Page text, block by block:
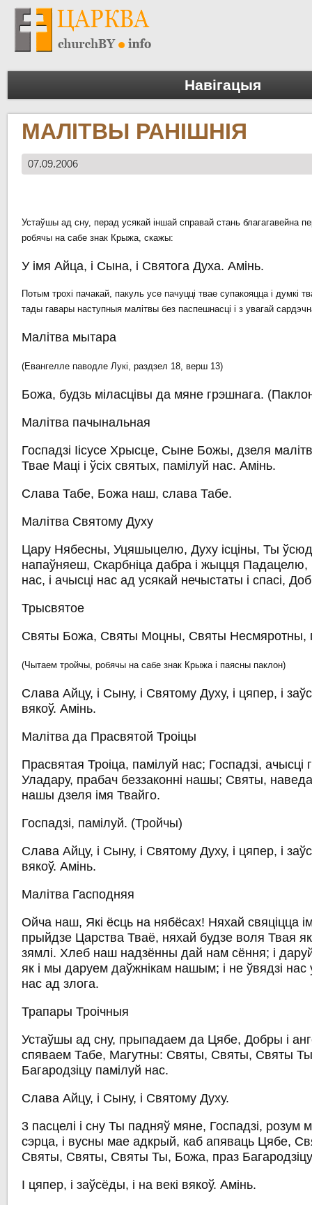
Навігацыя
МАЛІТВЫ РАНІШНІЯ
07.09.2006
Устаўшы ад сну, перад усякай іншай справай стань благагавейна
робячы на сабе знак Крыжа, скажы:
У імя Айца, і Сына, і Святога Духа. Амінь.
Потым трохі пачакай, пакуль усе пачуцці твае супакояцца і думкі
тады гавары наступныя малітвы без паспешнасці і з увагай
Малітва мытара
(Евангелле паводле Лукі, раздзел 18, верш 13)
Божа, будзь міласцівы да мяне грэшнага.
Малітва пачынальная
Госпадзі Іісусе Хрысце, Сыне Божы, дзеля
Твае Маці і ўсіх святых, памілуй нас. Амінь.
Слава Табе, Божа наш, слава Табе.
Малітва Святому Духу
Цару Нябесны, Уцяшыцелю, Духу ісціны, Ты
напаўняеш, Скарбніца дабра і жыцця Падацелю,
нас, і ачысці нас ад усякай нечыстаты і спасі,
Трысвятое
Святы Божа, Святы Моцны, Святы Несмяротны,
(Чытаем тройчы, робячы на сабе знак Крыжа і паясны паклон)
Слава Айцу, і Сыну, і Святому Духу, і цяпер, і
вякоў. Амінь.
Малітва да Прасвятой Троіцы
Прасвятая Троіца, памілуй нас; Госпадзі, ачысці
Уладару, прабач беззаконні нашы; Святы,
нашы дзеля імя Твайго.
Госпадзі, памілуй. (Тройчы)
Слава Айцу, і Сыну, і Святому Духу, і цяпер, і
вякоў. Амінь.
Малітва Гасподняя
Ойча наш, Які ёсць на нябёсах! Няхай свяціцца
прыйдзе Царства Тваё, няхай будзе воля Твая
зямлі. Хлеб наш надзённы дай нам сёння; і
як і мы даруем даўжнікам нашым; і не ўвядзі нас
нас ад злога.
Трапары Троічныя
Устаўшы ад сну, прыпадаем да Цябе, Добры і
спяваем Табе, Магутны: Святы, Святы, Святы
Багародзіцу памілуй нас.
Слава Айцу, і Сыну, і Святому Духу.
3 пасцелі і сну Ты падняў мяне, Госпадзі, розум
сэрца, і вусны мае адкрый, каб апяваць Цябе,
Святы, Святы, Святы Ты, Божа, праз
I цяпер, і заўсёды, і на векі вякоў. Амінь.